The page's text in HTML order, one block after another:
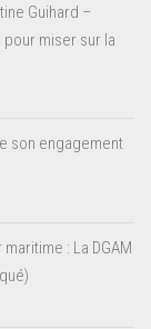
Guihard –
miser sur la
son engagement
: La DGAM